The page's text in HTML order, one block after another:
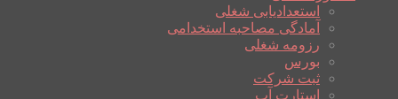
استعدادیابی شغلی
آمادگی مصاحبه استخدامی
رزومه شغلی
بورس
ثبت شرکت
استارت آپ